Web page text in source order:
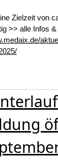
Zielzeit von
>> alle Infos